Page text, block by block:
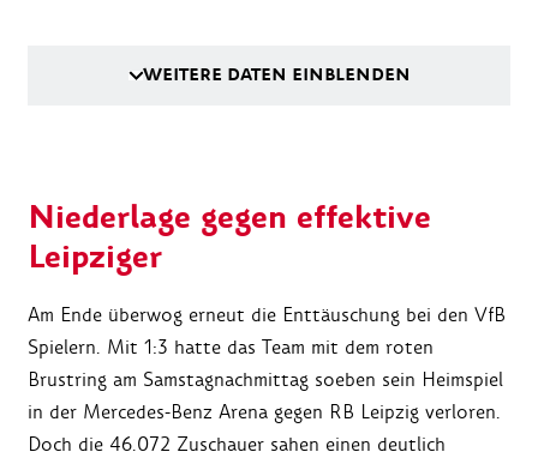
WEITERE DATEN EINBLENDEN
Niederlage gegen effektive
Leipziger
Am Ende überwog erneut die Enttäuschung bei den VfB
Spielern. Mit 1:3 hatte das Team mit dem roten
Brustring am Samstagnachmittag soeben sein Heimspiel
in der Mercedes-Benz Arena gegen RB Leipzig verloren.
Doch die 46.072 Zuschauer sahen einen deutlich